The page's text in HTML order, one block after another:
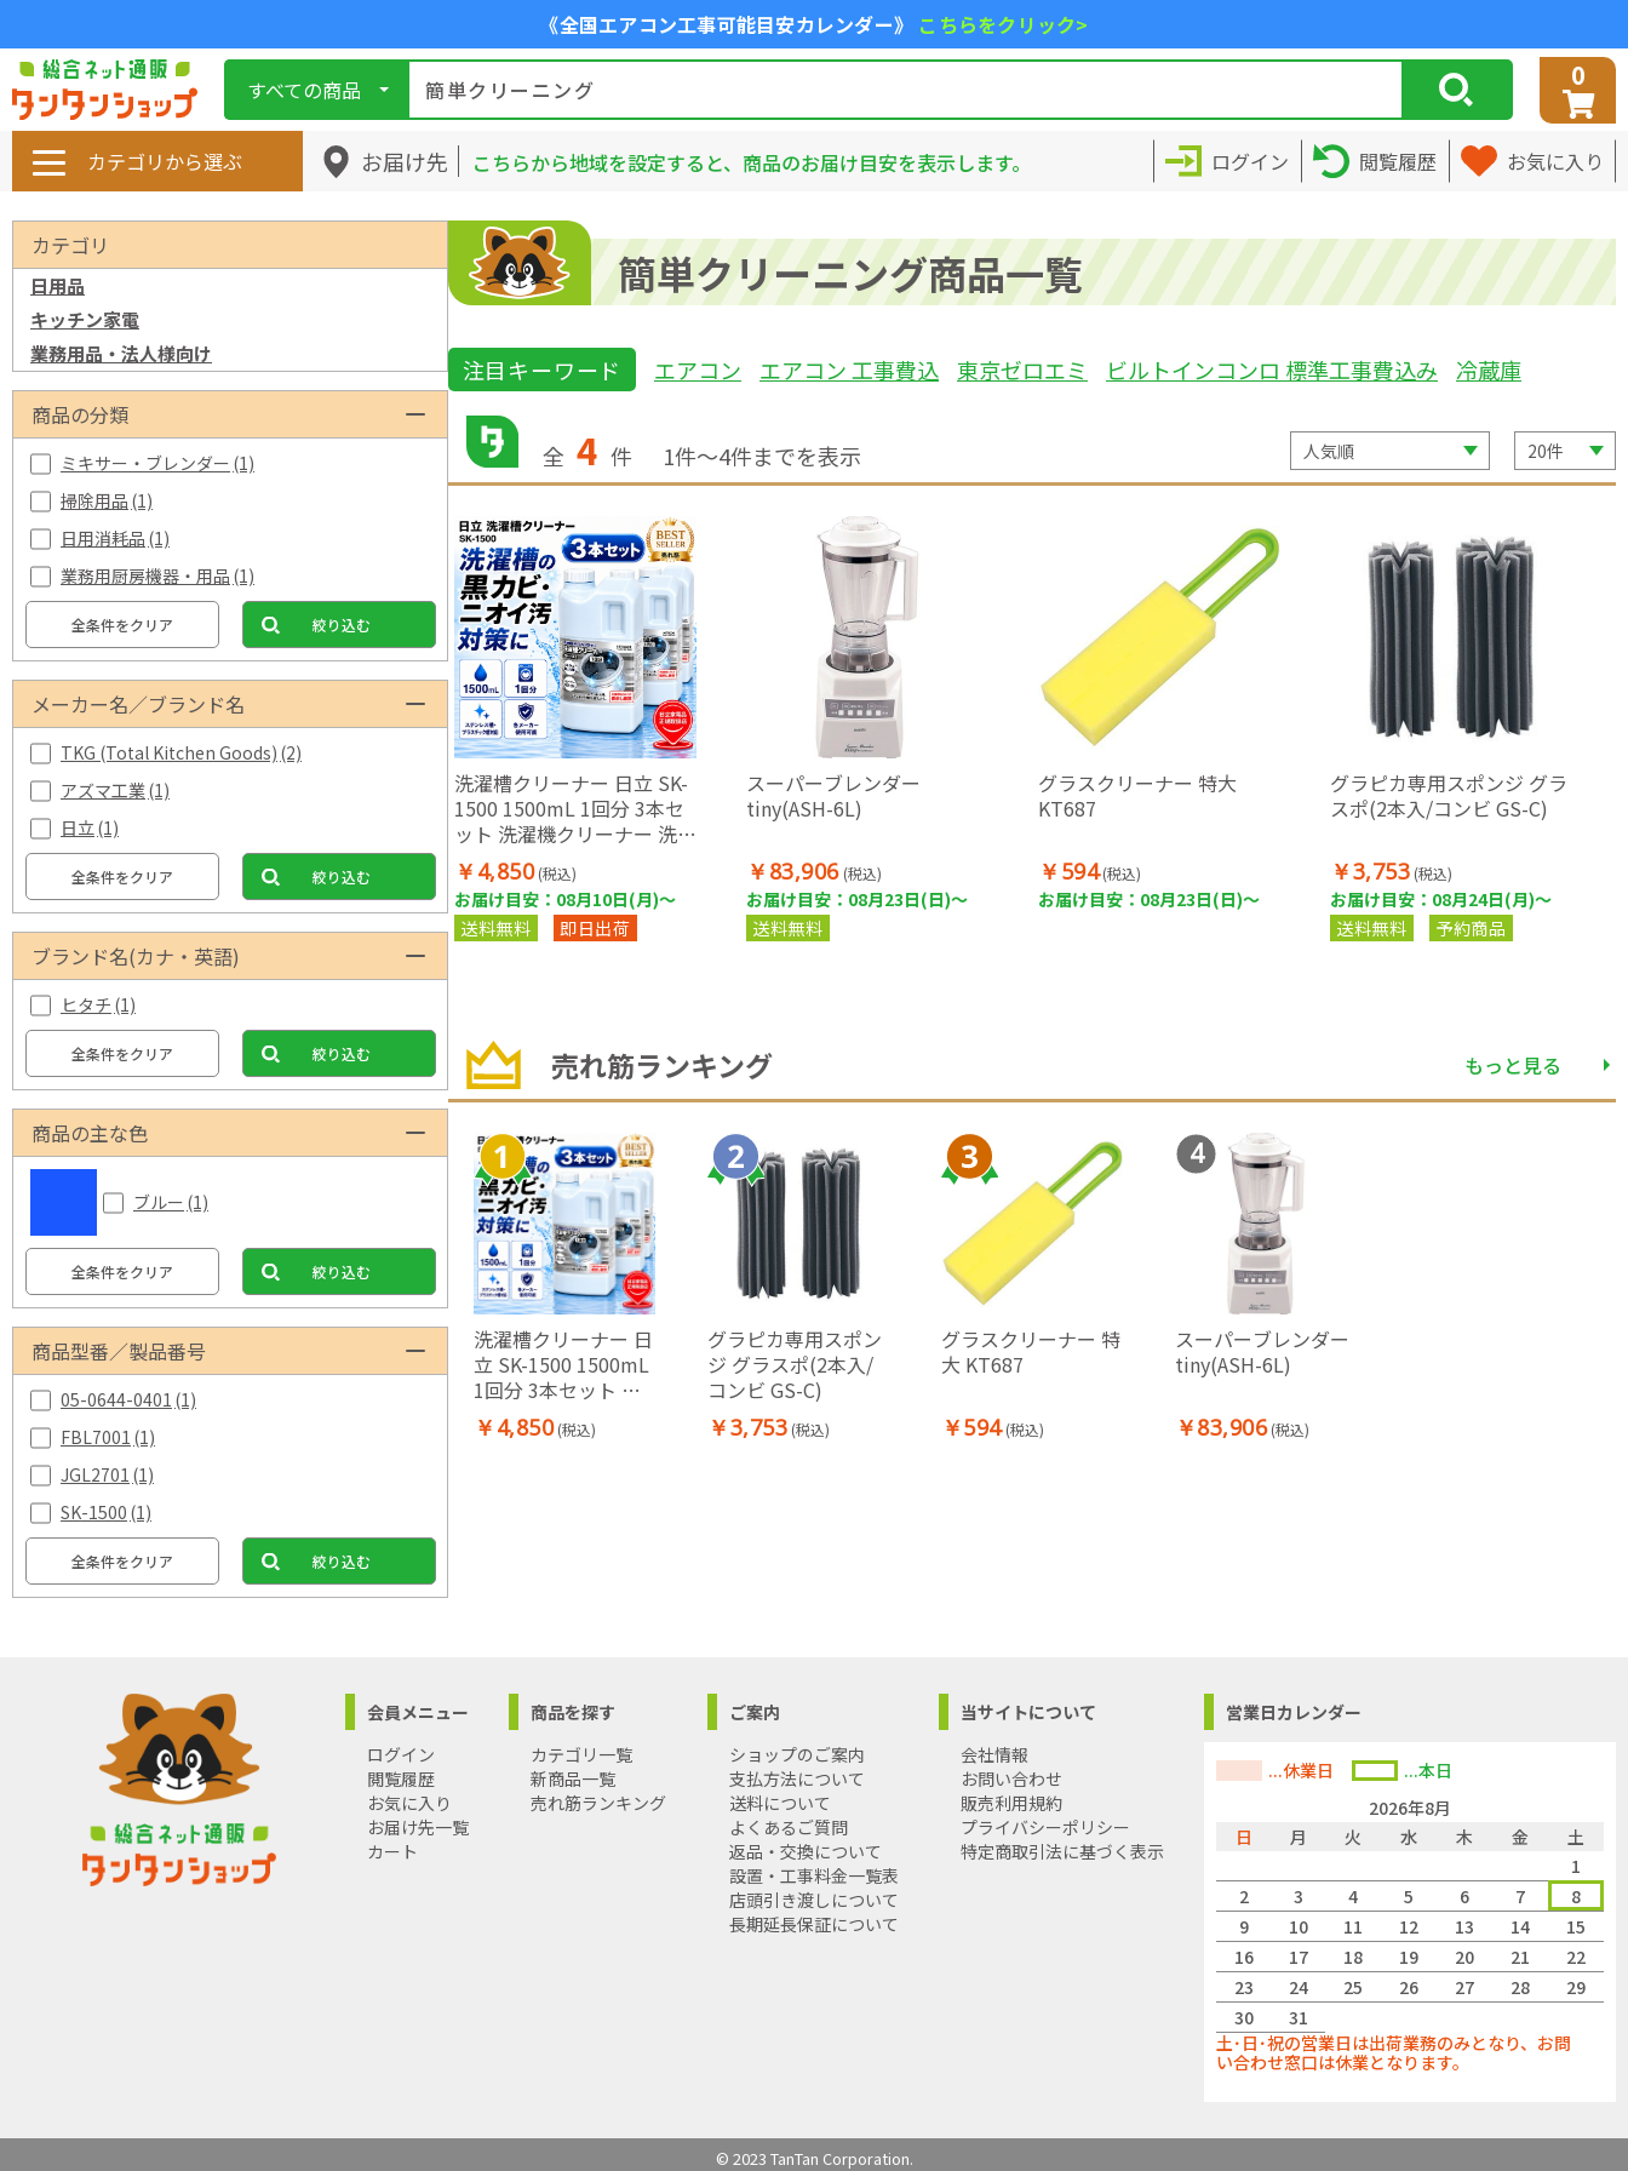
《全国エアコン工事可能目安カレンダー》 こちらをクリック>
すべての商品 0
カテゴリから選ぶ お届け先 こちらから地域を設定すると、商品のお届け目安を表示します。 ログイン 閲覧履歴 お気に入り
カテゴリ
日用品
キッチン家電
業務用品・法人様向け
商品の分類
ミキサー・ブレンダー (1)
掃除用品 (1)
日用消耗品 (1)
業務用厨房機器・用品 (1)
全条件をクリア 絞り込む
メーカー名／ブランド名
TKG (Total Kitchen Goods) (2)
アズマ工業(1)
日立(1)
全条件をクリア 絞り込む
ブランド名(カナ・英語)
ヒタチ (1)
全条件をクリア 絞り込む
商品の主な色
ブルー (1)
全条件をクリア 絞り込む
商品型番／製品番号
05-0644-0401 (1)
FBL7001 (1)
JGL2701 (1)
SK-1500 (1)
全条件をクリア 絞り込む
簡単クリーニング商品一覧
注目キーワード エアコン エアコン 工事費込 東京ゼロエミ ビルトインコンロ 標準工事費込み 冷蔵庫
全 4 件 1件〜4件までを表示
洗濯槽クリーナー 日立 SK-
1500 1500mL 1回分 3本セ
ット 洗濯機クリーナー 洗濯
槽洗浄剤 塩素系 黒カビ ニ
オイ 汚れ対策 ステンレス槽
プラスチック槽対応 各メー
カー使用可能 HITACHI
￥4,850 (税込)
お届け目安：08月10日(月)～
送料無料
即日出荷
スーパーブレンダー
tiny(ASH-6L)
￥83,906 (税込)
お届け目安：08月23日(日)～
送料無料
グラスクリーナー 特大
KT687
￥594 (税込)
お届け目安：08月23日(日)～
グラピカ専用スポンジ グラ
スポ(2本入/コンビ GS-C)
￥3,753 (税込)
お届け目安：08月24日(月)～
送料無料
予約商品
売れ筋ランキング もっと見る
洗濯槽クリーナー 日
立 SK-1500 1500mL
1回分 3本セット 洗
濯機クリーナー 洗濯
槽洗浄剤 塩素系 黒
￥4,850 (税込)
グラピカ専用スポン
ジ グラスポ(2本入/
コンビ GS-C)
￥3,753 (税込)
グラスクリーナー 特
大 KT687
￥594 (税込)
4
スーパーブレンダー
tiny(ASH-6L)
￥83,906 (税込)
会員メニュー
ログイン
閲覧履歴
お気に入り
お届け先一覧
カート
商品を探す
カテゴリ一覧
新商品一覧
売れ筋ランキング
ご案内
ショップのご案内
支払方法について
送料について
よくあるご質問
返品・交換について
設置・工事料金一覧表
店頭引き渡しについて
長期延長保証について
当サイトについて
会社情報
お問い合わせ
販売利用規約
プライバシーポリシー
特定商取引法に基づく表示
営業日カレンダー
...休業日
...本日
2026年8月
日
月 火 水 木 金
土
1
2
3 4 5 6 7
8
9
10 11 12 13 14
15
16
17 18 19 20 21
22
23
24 25 26 27 28
29
30
31
土･日･祝の営業日は出荷業務のみとなり、お問
い合わせ窓口は休業となります。
© 2023 TanTan Corporation.